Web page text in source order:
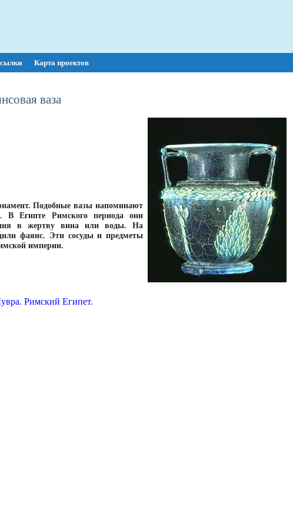
Карта проектов
ваза
Подобные вазы напоминают
Египте Римского периода они
в жертву вина или воды. На
фаянс. Эти сосуды и предметы
империи.
Римский Египет.